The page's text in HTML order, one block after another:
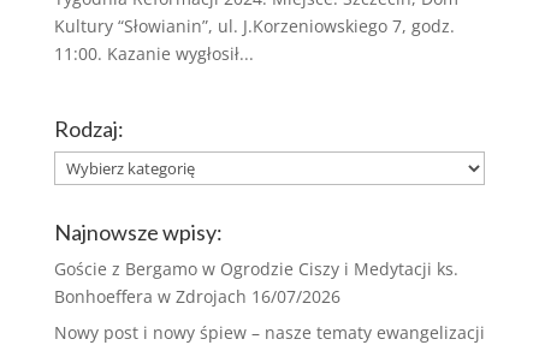
Kultury “Słowianin”, ul. J.Korzeniowskiego 7, godz.
11:00. Kazanie wygłosił...
Rodzaj:
Rodzaj:
Najnowsze wpisy:
Goście z Bergamo w Ogrodzie Ciszy i Medytacji ks.
Bonhoeffera w Zdrojach 16/07/2026
Nowy post i nowy śpiew – nasze tematy ewangelizacji